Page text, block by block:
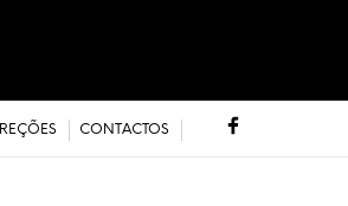
CONTACTOS